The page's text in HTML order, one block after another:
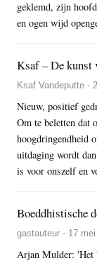
geklemd, zijn
en ogen wijd
Ksaf – De kunst
Ksaf Vandeputte -
Nieuw, positief
Om te beletten dat
hoogdringendheid
uitdaging wordt
is voor onszelf en
Boeddhistische
gastauteur - 17
Arjan Mulder: 'Het